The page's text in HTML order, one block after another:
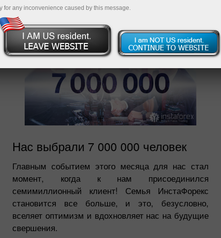
Нас выбрали 7 000 000 человек
Главным событием этого месяца для нас стал
момент, когда к нам присоединился
семимиллионный клиент! Семья ИнстаФорекс
становится все больше, и это, безусловно,
вселяет оптимизм и вдохновляет нас на будущие
свершения.
for any inconvenience caused by this message.